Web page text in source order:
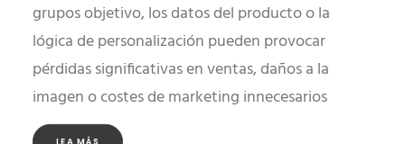
grupos objetivo, los datos del producto o la
lógica de personalización pueden provocar
pérdidas significativas en ventas, daños a la
imagen o costes de marketing innecesarios